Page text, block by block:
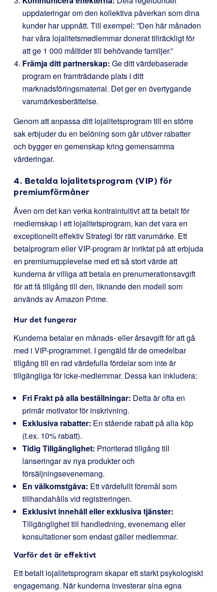
uppdateringar om den kollektiva påverkan som dina
kunder har uppnått. Till exempel: ”Den här månaden
har våra lojalitetsmedlemmar donerat tillräckligt för
att ge 1 000 måltider till behövande familjer.”
Främja ditt partnerskap: Ge ditt värdebaserade
program en framträdande plats i ditt
marknadsföringsmaterial. Det ger en övertygande
varumärkesberättelse.
Genom att anpassa ditt lojalitetsprogram till en större
sak erbjuder du en belöning som går utöver rabatter
och bygger en gemenskap kring gemensamma
värderingar.
4. Betalda lojalitetsprogram (VIP) för
premiumförmåner
Även om det kan verka kontraintuitivt att ta betalt för
medlemskap i ett lojalitetsprogram, kan det vara en
exceptionellt effektiv Strategi för rätt varumärke. Ett
betalprogram eller VIP-program är inriktat på att erbjuda
en premiumupplevelse med ett så stort värde att
kunderna är villiga att betala en prenumerationsavgift
för att få tillgång till den, liknande den modell som
används av Amazon Prime.
Hur det fungerar
Kunderna betalar en månads- eller årsavgift för att gå
med i VIP-programmet. I gengäld får de omedelbar
tillgång till en rad värdefulla fördelar som inte är
tillgängliga för icke-medlemmar. Dessa kan inkludera:
Fri Frakt på alla beställningar: Detta är ofta en
primär motivator för inskrivning.
Exklusiva rabatter: En stående rabatt på alla köp
(t.ex. 10% rabatt).
Tidig Tillgänglighet: Prioriterad tillgång till
lanseringar av nya produkter och
försäljningsevenemang.
En välkomstgåva: Ett värdefullt föremål som
tillhandahålls vid registreringen.
Exklusivt innehåll eller exklusiva tjänster:
Tillgänglighet till handledning, evenemang eller
konsultationer som endast gäller medlemmar.
Varför det är effektivt
Ett betalt lojalitetsprogram skapar ett starkt psykologiskt
engagemang. När kunderna investerar sina egna